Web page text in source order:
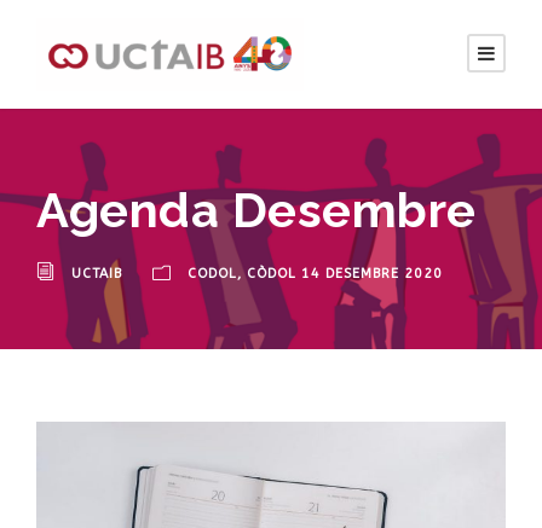
Agenda Desembre
UCTAIB CODOL, CÒDOL 14 DESEMBRE 2020